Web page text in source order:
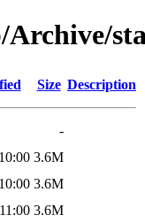
Size Description
-
3.6M
3.6M
3.6M